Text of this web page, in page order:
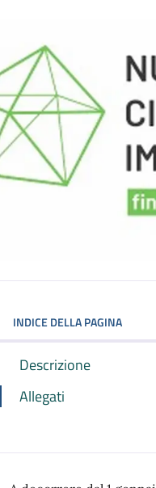
INDICE DELLA PAGINA
Descrizione
Allegati